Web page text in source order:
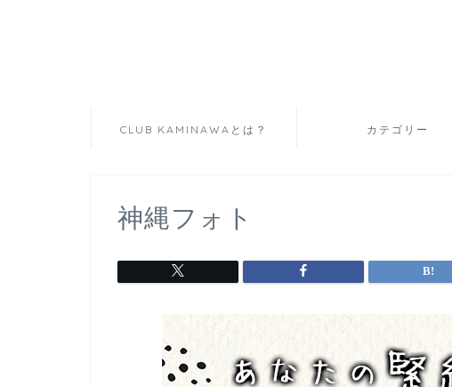
CLUB KAMINAWAとは？ カテゴリー
神縄フォト